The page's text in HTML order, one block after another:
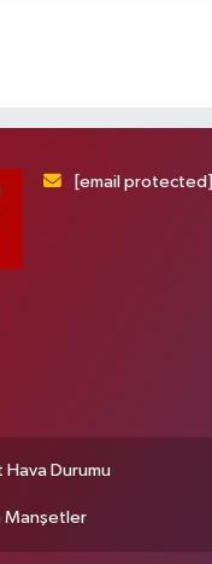
[email protected]
Hava Durumu
Manşetler